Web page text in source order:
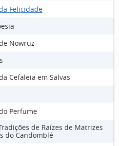
Felicidade
Nowruz
Cefaleia em Salvas
Perfume
de Raízes de Matrizes
do Candomblé